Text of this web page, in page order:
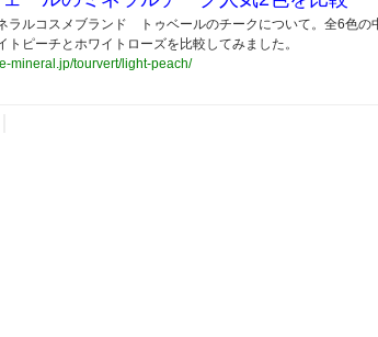
ラルコスメブランド トゥベールのチークについて。全6色の
トピーチとホワイトローズを比較してみました。
mineral.jp/tourvert/light-peach/